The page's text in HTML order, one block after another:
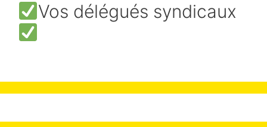
Vos délégués syndicaux